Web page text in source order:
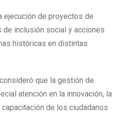
ejecución de proyectos de
de inclusión social y acciones
históricas en distintas
que la gestión de
atención en la innovación, la
de los ciudadanos